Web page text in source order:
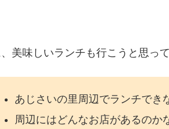
美味しいランチも行こうと思っ
あじさいの里周辺でランチでき
周辺にはどんなお店があるのか